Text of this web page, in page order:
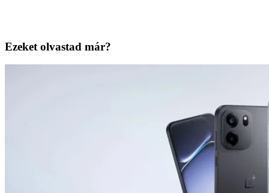
Ezeket olvastad már?